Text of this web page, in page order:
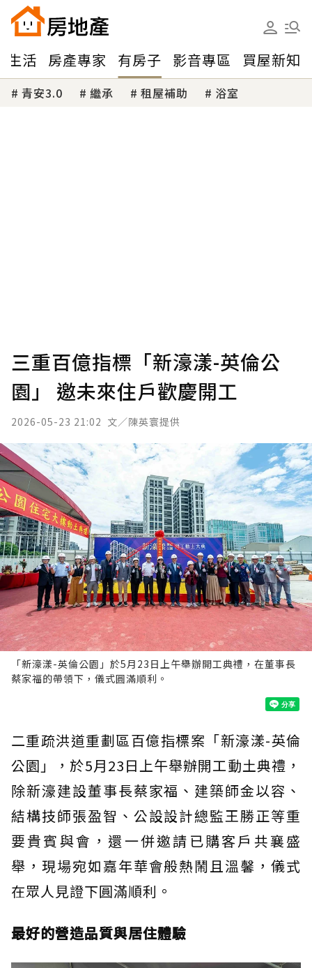
生活 房產專家 有房子 影音專區 買屋新知
青安3.0 繼承 租屋補助 浴室
三重百億指標「新濠漾-英倫公
園」 邀未來住戶歡慶開工
2026-05-23 21:02 文／陳英寰提供
「新濠漾-英倫公園」於5月23日上午舉辦開工典禮，在董事長
蔡家福的帶領下，儀式圓滿順利。
二重疏洪道重劃區百億指標案「新濠漾-英倫
公園」，於5月23日上午舉辦開工動土典禮，
除新濠建設董事長蔡家福、建築師金以容、
結構技師張盈智、公設設計總監王勝正等重
要貴賓與會，還一併邀請已購客戶共襄盛
舉，現場宛如嘉年華會般熱鬧且溫馨，儀式
在眾人見證下圓滿順利。
最好的營造品質與居住體驗